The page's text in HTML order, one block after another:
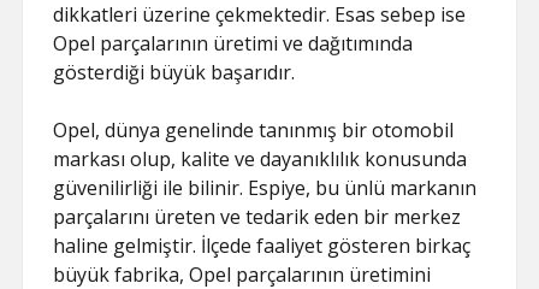
dikkatleri üzerine çekmektedir. Esas sebep ise
Opel parçalarının üretimi ve dağıtımında
gösterdiği büyük başarıdır.
Opel, dünya genelinde tanınmış bir otomobil
markası olup, kalite ve dayanıklılık konusunda
güvenilirliği ile bilinir. Espiye, bu ünlü markanın
parçalarını üreten ve tedarik eden bir merkez
haline gelmiştir. İlçede faaliyet gösteren birkaç
büyük fabrika, Opel parçalarının üretimini